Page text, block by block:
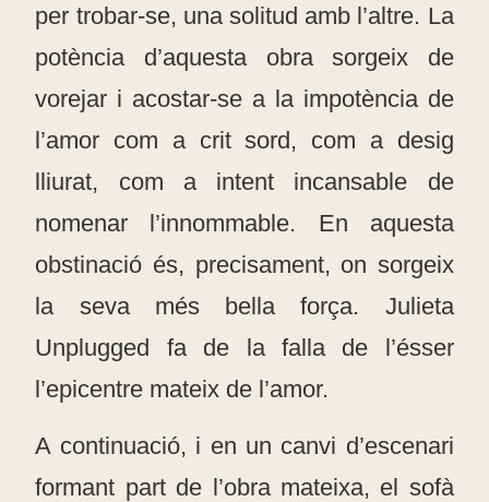
per trobar-se, una solitud amb l’altre. La
potència d’aquesta obra sorgeix de
vorejar i acostar-se a la impotència de
l’amor com a crit sord, com a desig
lliurat, com a intent incansable de
nomenar l’innommable. En aquesta
obstinació és, precisament, on sorgeix
la seva més bella força. Julieta
Unplugged fa de la falla de l’ésser
l’epicentre mateix de l’amor.
A continuació, i en un canvi d’escenari
formant part de l’obra mateixa, el sofà